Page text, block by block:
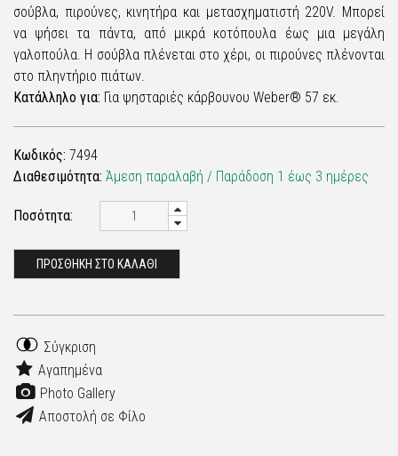
σούβλα, πιρούνες, κινητήρα και μετασχηματιστή 220V. Μπορεί
να ψήσει τα πάντα, από μικρά κοτόπουλα έως μια μεγάλη
γαλοπούλα. Η σούβλα πλένεται στο χέρι, οι πιρούνες πλένονται
στο πληντήριο πιάτων.
Κατάλληλο για: Για ψησταριές κάρβουνου Weber® 57 εκ.
Κωδικός: 7494
Διαθεσιμότητα: Άμεση παραλαβή / Παράδoση 1 έως 3 ημέρες
Ποσότητα:
ΠΡΟΣΘΗΚΗ ΣΤΟ ΚΑΛΑΘΙ
Σύγκριση
Αγαπημένα
Photo Gallery
Αποστολή σε Φίλο